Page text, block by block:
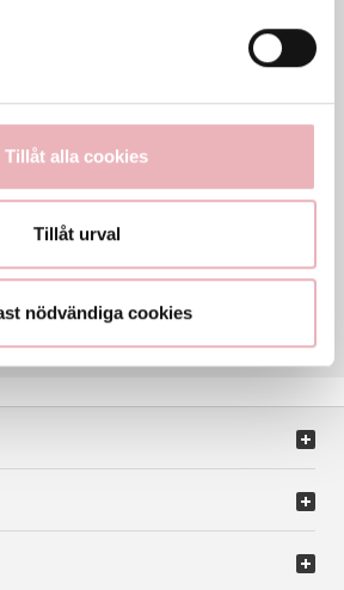
Tillåt alla cookies
Tillåt urval
nödvändiga cookies